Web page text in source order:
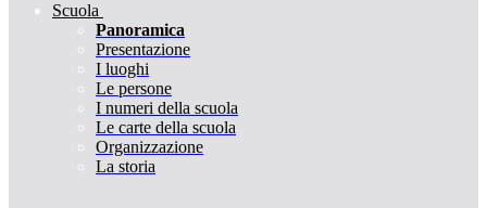
Scuola
Panoramica
Presentazione
I luoghi
Le persone
I numeri della scuola
Le carte della scuola
Organizzazione
La storia